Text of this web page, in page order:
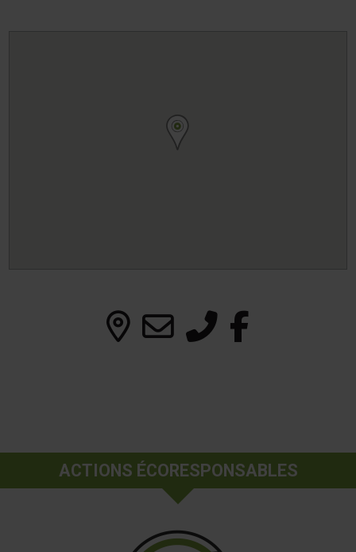
ACTIONS ÉCORESPONSABLES